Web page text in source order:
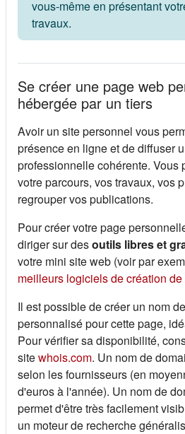
vous-même en présentant
travaux.
Se créer une page web
hébergée par un tiers
Avoir un site personnel vous
présence en ligne et de diffuser
professionnelle cohérente. Vous
votre parcours, vos travaux, vos
regrouper vos publications.
Pour créer votre page
diriger sur desoutils libres et
votre mini site web (voir par
meilleurs logiciels de création
Il est possible de créer un nom
personnalisé pour cette page,
Pour vérifier sa disponibilité,
sitewhois.com(s'ouvre dans un
. Un nom de
selon les fournisseurs (en
d'euros à l'année). Un nom de
permet d'être très facilement
un moteur de recherche